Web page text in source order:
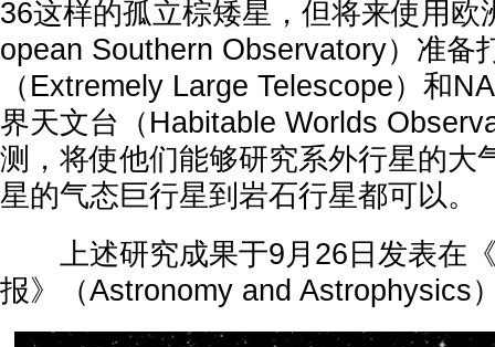
36这样的孤立棕矮星，但将来使用欧
opean Southern Observatory）准备
（Extremely Large Telescope）和
界天文台（Habitable Worlds
测，将使他们能够研究系外行星的大
星的气态巨行星到岩石行星都可以。
上述研究成果于9月26日发表在《
报》（Astronomy and Astrophysics